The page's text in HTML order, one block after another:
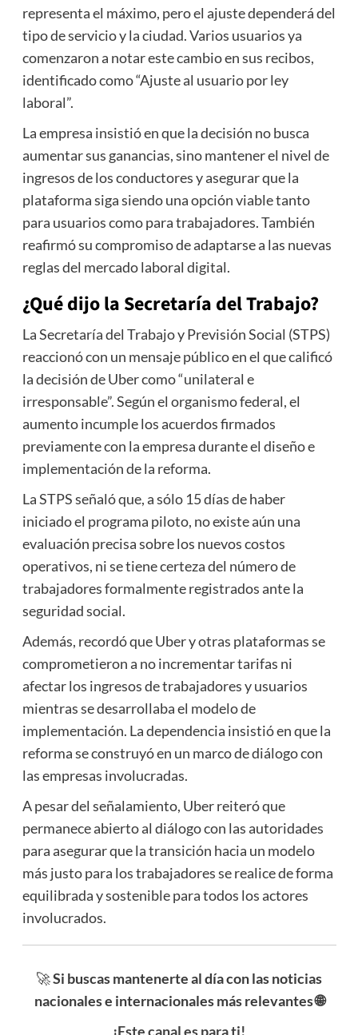
representa el máximo, pero el ajuste dependerá del
tipo de servicio y la ciudad. Varios usuarios ya
comenzaron a notar este cambio en sus recibos,
identificado como “Ajuste al usuario por ley
laboral”.
La empresa insistió en que la decisión no busca
aumentar sus ganancias, sino mantener el nivel de
ingresos de los conductores y asegurar que la
plataforma siga siendo una opción viable tanto
para usuarios como para trabajadores. También
reafirmó su compromiso de adaptarse a las nuevas
reglas del mercado laboral digital.
¿Qué dijo la Secretaría del Trabajo?
La Secretaría del Trabajo y Previsión Social (STPS)
reaccionó con un mensaje público en el que calificó
la decisión de Uber como “unilateral e
irresponsable”. Según el organismo federal, el
aumento incumple los acuerdos firmados
previamente con la empresa durante el diseño e
implementación de la reforma.
La STPS señaló que, a sólo 15 días de haber
iniciado el programa piloto, no existe aún una
evaluación precisa sobre los nuevos costos
operativos, ni se tiene certeza del número de
trabajadores formalmente registrados ante la
seguridad social.
Además, recordó que Uber y otras plataformas se
comprometieron a no incrementar tarifas ni
afectar los ingresos de trabajadores y usuarios
mientras se desarrollaba el modelo de
implementación. La dependencia insistió en que la
reforma se construyó en un marco de diálogo con
las empresas involucradas.
A pesar del señalamiento, Uber reiteró que
permanece abierto al diálogo con las autoridades
para asegurar que la transición hacia un modelo
más justo para los trabajadores se realice de forma
equilibrada y sostenible para todos los actores
involucrados.
🚀Si buscas mantenerte al día con las noticias
nacionales e internacionales más relevantes 🌐
¡Este canal es para ti!